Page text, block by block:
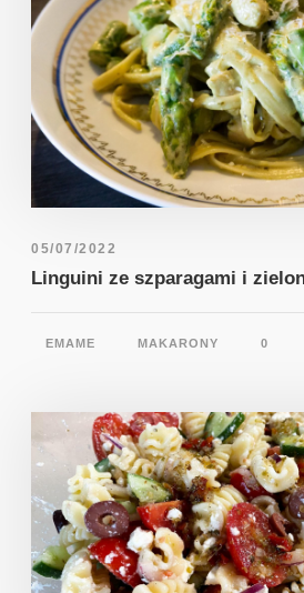
05/07/2022
Linguini ze szparagami i
EMAME MAKARONY 0